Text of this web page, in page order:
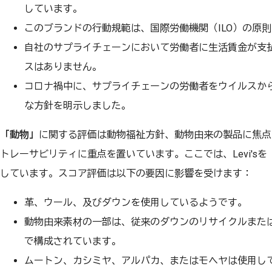
しています。
このブランドの行動規範は、国際労働機関（ILO）の原則
自社のサプライチェーンにおいて労働者に生活賃金が支
スはありません。
コロナ禍中に、サプライチェーンの労働者をウイルスか
な方針を明示しました。
「動物」
に関する評価は動物福祉方針、動物由来の製品に焦
トレーサビリティに重点を置いています。ここでは、Levi'sを
しています。スコア評価は以下の要因に影響を受けます：
革、ウール、及びダウンを使用しているようです。
動物由来素材の一部は、従来のダウンのリサイクルまた
で構成されています。
ムートン、カシミヤ、アルパカ、またはモヘヤは使用し